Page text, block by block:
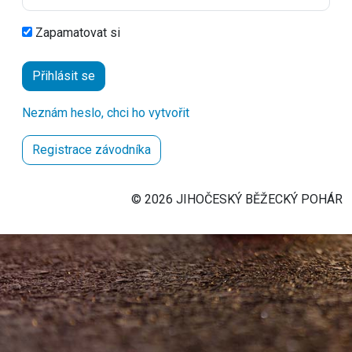
Zapamatovat si
Přihlásit se
Neznám heslo, chci ho vytvořit
Registrace závodníka
© 2026 JIHOČESKÝ BĚŽECKÝ POHÁR